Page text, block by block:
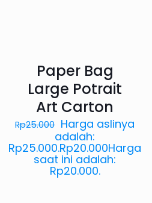
Paper Bag
Large Potrait
Art Carton
Rp25.000 Harga aslinya
adalah:
Rp25.000.Rp20.000Harga
saat ini adalah:
Rp20.000.